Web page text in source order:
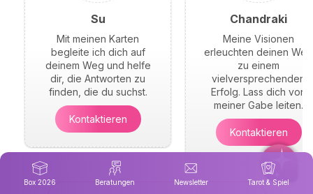
Su
Mit meinen Karten
begleite ich dich auf
deinem Weg und helfe
dir, die Antworten zu
finden, die du suchst.
Kontaktieren
Chandraki
Meine Visionen
erleuchten deinen Weg
zu einem
vielversprechenden
Erfolg. Lass dich von
meiner Gabe leiten.
Kontaktieren
Box 2026 Beratungen Newsletter Tarot & Spiel